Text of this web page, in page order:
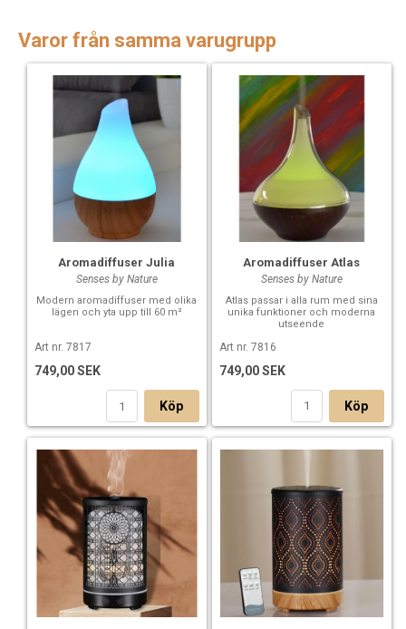
Varor från samma varugrupp
Aromadiffuser Julia
Senses by Nature
Modern aromadiffuser med olika
lägen och yta upp till 60 m²
Art nr. 7817
749,00 SEK
Köp
Aromadiffuser Atlas
Senses by Nature
Atlas passar i alla rum med sina
unika funktioner och moderna
utseende
Art nr. 7816
749,00 SEK
Köp